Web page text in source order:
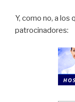
Y, como no, a
patrocinadores: